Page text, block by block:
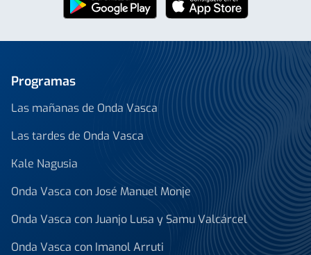
Programas
Las mañanas de Onda Vasca
Las tardes de Onda Vasca
Kale Nagusia
Onda Vasca con José Manuel Monje
Onda Vasca con Juanjo Lusa y Samu Valcárcel
Onda Vasca con Imanol Arruti